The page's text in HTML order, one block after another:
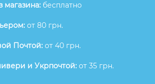
магазина: бесплатно
от 80 грн.
Почтой: от 40 грн.
и Укрпочтой: от 35 грн.